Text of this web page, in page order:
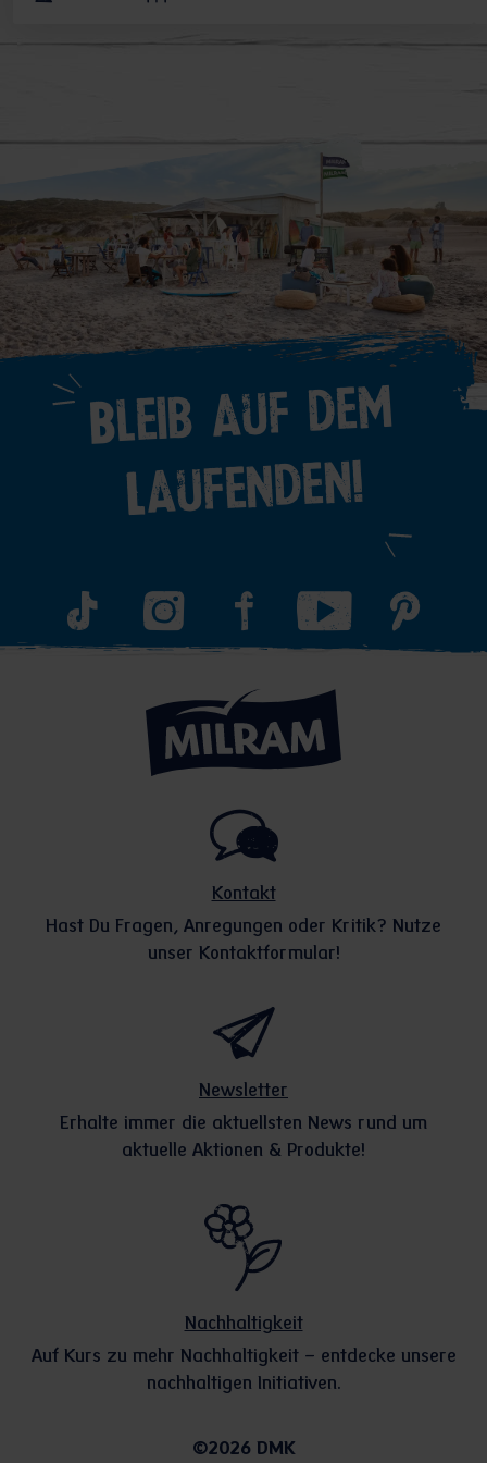
Bleib auf dem
Laufenden!
Kontakt
Hast Du Fragen, Anregungen oder Kritik? Nutze
unser Kontaktformular!
Newsletter
Erhalte immer die aktuellsten News rund um
aktuelle Aktionen & Produkte!
Nachhaltigkeit
Auf Kurs zu mehr Nachhaltigkeit – entdecke unsere
nachhaltigen Initiativen.
©2026 DMK